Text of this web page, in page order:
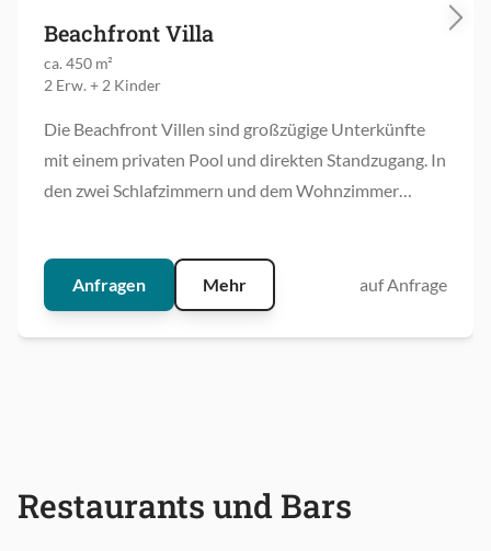
Beachfront Villa
ca. 450 m²
2 Erw. + 2 Kinder
Die Beachfront Villen sind großzügige Unterkünfte
mit einem privaten Pool und direkten Standzugang. In
den zwei Schlafzimmern und dem Wohnzimmer
Anfragen Mehr auf Anfrage
Restaurants und Bars